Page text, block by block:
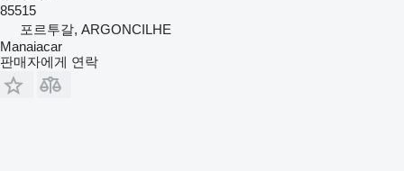
85515
포르투갈, ARGONCILHE
Manaiacar
판매자에게 연락